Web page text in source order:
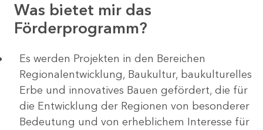
Was bietet mir das
Förderprogramm?
Es werden Projekten in den Bereichen
Regionalentwicklung, Baukultur, baukulturelles
Erbe und innovatives Bauen gefördert, die für
die Entwicklung der Regionen von besonderer
Bedeutung und von erheblichem Interesse für